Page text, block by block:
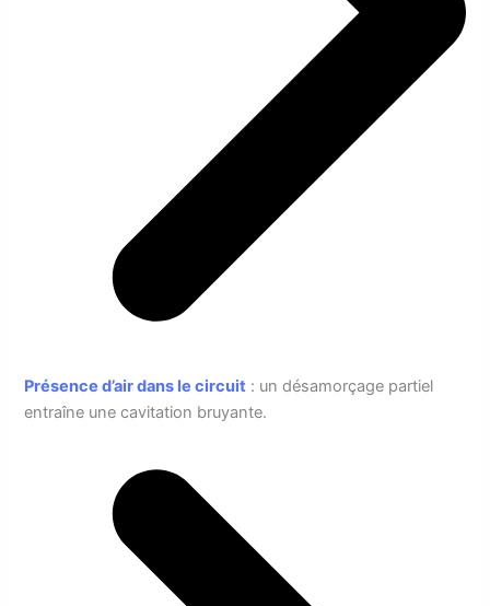
Présence d’air dans le circuit : un désamorçage partiel
entraîne une cavitation bruyante.